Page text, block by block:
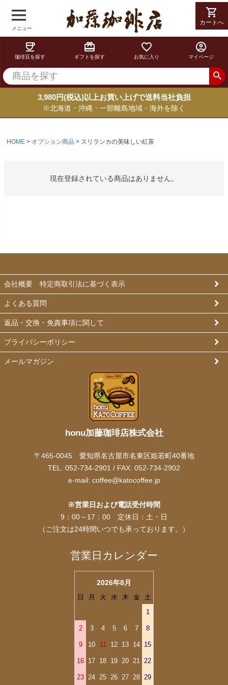
メニュー
shopping_cart
カートへ
coffee
珈琲豆を探す
card_giftcard
ギフトを探す
favorite_border
お気に入り
account_circle
マイページ
3,980円(税込)以上お買い上げで送料当社負担
※北海道・沖縄・一部離島地域・海外を除く
HOME オプション商品 スリランカの美味しい紅茶
現在登録されている商品はありません。
shopping_cart
カートへ
honu加藤珈琲店株式会社
〒465-0045 愛知県名古屋市名東区姫若町40番地
TEL: 052-734-2901 / FAX: 052-734-2902
e-mail: coffee@katocoffee.jp
※営業日および電話受付時間
9：00～17：00 定休日：土・日
（ご注文は24時間いつでも承っております。）
営業日カレンダー
2026年8月
日 月 火 水 木 金
土
1
2 3 4 5 6 7 8
9 10 11 12 13 14 15
16 17 18 19 20 21 22
23 24 25 26 27 28 29
会社概要 特定商取引法に基づく表示
よくある質問
返品・交換・免責事項に関して
プライバシーポリシー
メールマガジン